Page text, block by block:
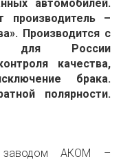
автомобилей.
производитель –
Производится с
для России
качества,
брака.
полярности.
заводом АКОМ –